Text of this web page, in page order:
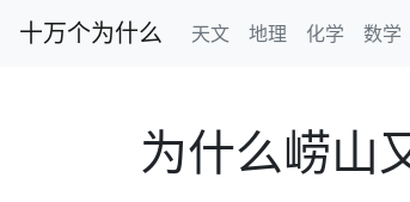
十万个为什么 天文 地理 化学 数学
为什么崂山